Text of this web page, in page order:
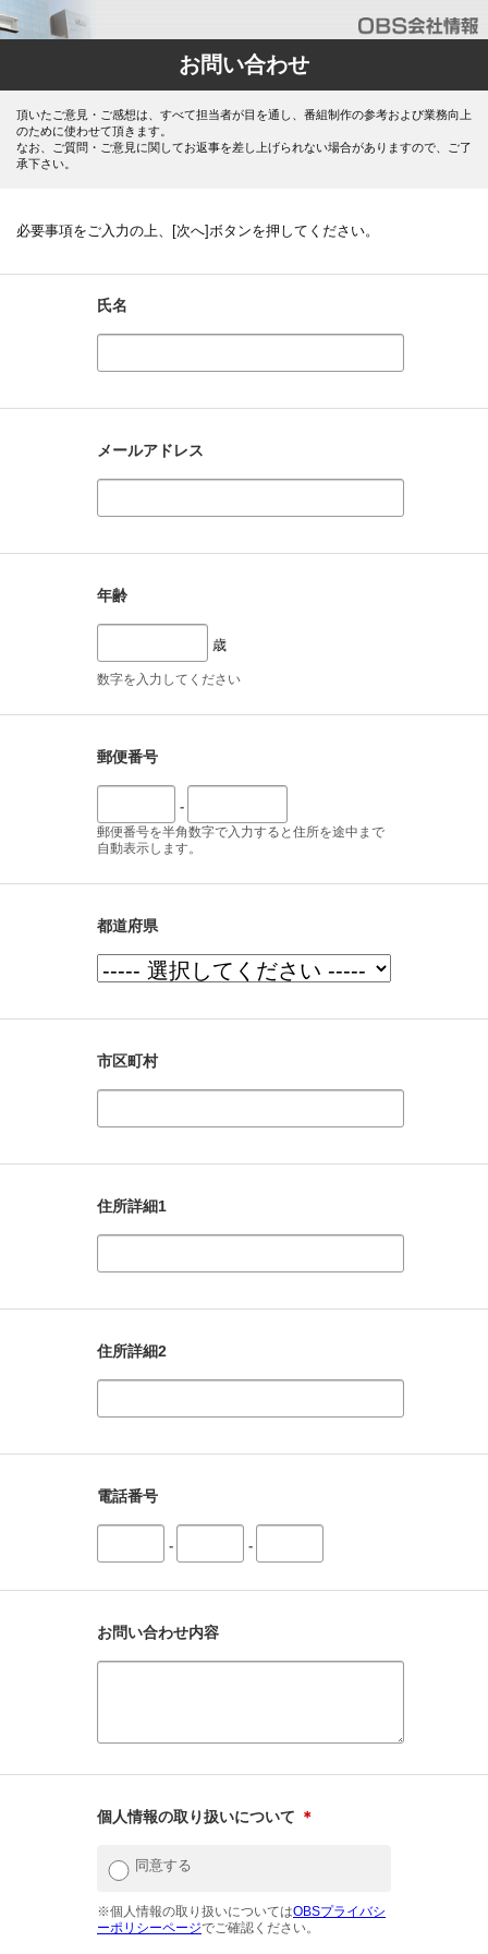
お問い合わせ
頂いたご意見・ご感想は、すべて担当者が目を通し、番組制作の参考および業務向上
のために使わせて頂きます。
なお、ご質問・ご意見に関してお返事を差し上げられない場合がありますので、ご了
承下さい。
必要事項をご入力の上、[次へ]ボタンを押してください。
氏名
メールアドレス
年齢
歳
数字を入力してください
郵便番号
-
郵便番号を半角数字で入力すると住所を途中まで
自動表示します。
都道府県
市区町村
住所詳細1
住所詳細2
電話番号
- -
お問い合わせ内容
個人情報の取り扱いについて ＊
同意する
※個人情報の取り扱いについてはOBSプライバシ
ーポリシーページでご確認ください。